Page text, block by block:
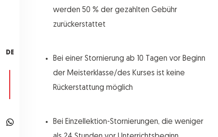
DE
werden 50 % der gezahlten Gebühr
zurückerstattet
Bei einer Stornierung ab 10 Tagen vor Beginn
der Meisterklasse/des Kurses ist keine
Rückerstattung möglich
Bei Einzellektion-Stornierungen, die weniger